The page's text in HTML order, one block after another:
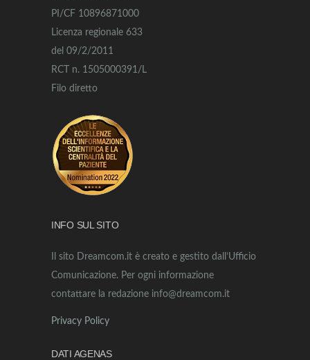
PI/CF 10896871000
Licenza regionale 633
del 09/2/2011
RCT n. 1505000391/L
Filo diretto
INFO SUL SITO
Il sito Dreamcom.it è creato e gestito dall’Ufficio
Comunicazione. Per ogni informazione
contattare la redazione info@dreamcom.it
Privacy Policy
DATI AGENAS